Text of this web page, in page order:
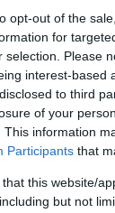
opt-out of the
for
selection. Please
interest-based
to third
of your
This information
Participants that
that this website/
but not
Η
(83-59) στο